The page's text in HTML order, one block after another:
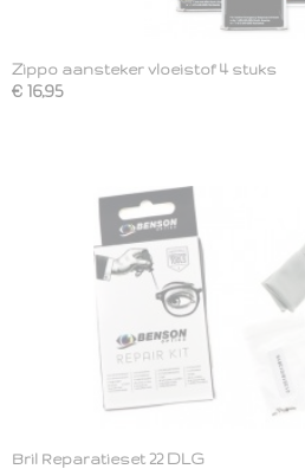
Zippo aansteker vloeistof 4 stuks
€ 16,95
Bril Reparatieset 22 DLG